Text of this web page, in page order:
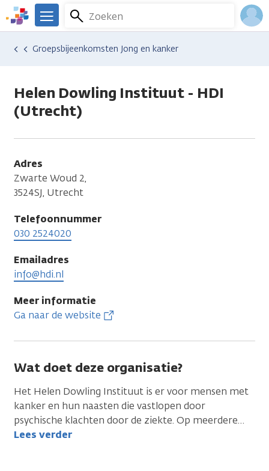
Overslaan
en
naar
We
er
Kanker.nl
Zoeken
Menu
Hulp en ondersteuning
Vind hulp bij kanker
Relaties en gezin
Seksualiteit en intimiteit
Groepsbijeenkomsten Jong en kanker
Helen Dowling Instituut - HDI
(Utrecht)
Adres
Zwarte Woud 2,
3524SJ, Utrecht
Telefoonnummer
030 2524020
Emailadres
info@hdi.nl
Meer informatie
Ga naar de website
Wat doet deze organisatie?
Het Helen Dowling Instituut is er voor mensen met
kanker en hun naasten die vastlopen door
psychische klachten door de ziekte. Op meerdere…
Lees verder